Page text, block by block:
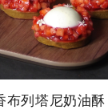
布列塔尼奶油酥